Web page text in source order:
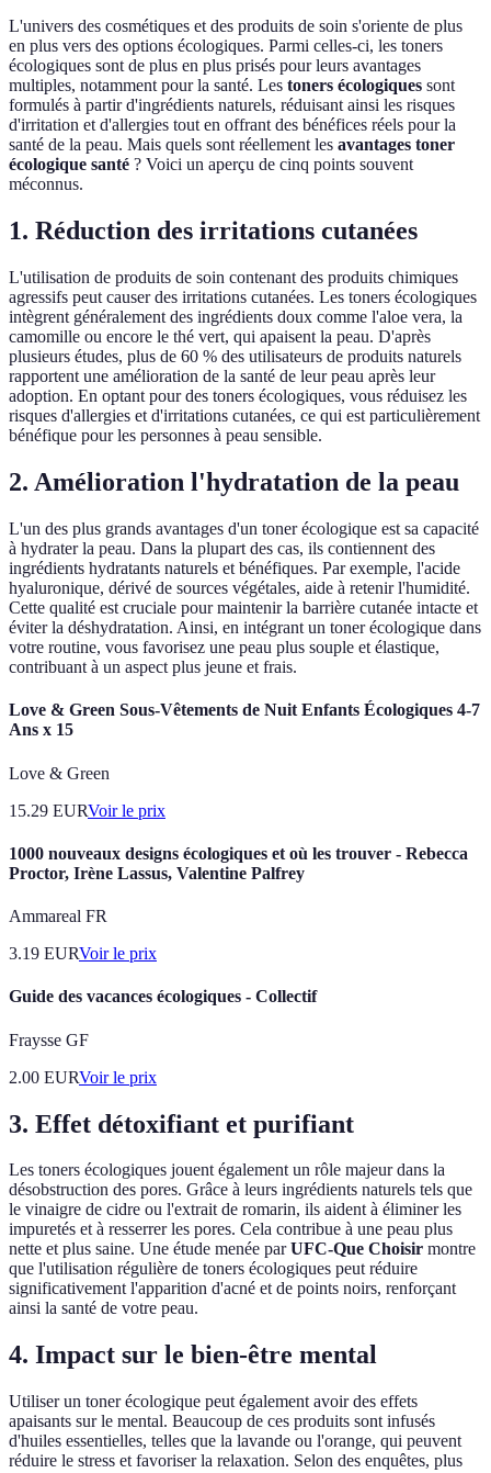
L'univers des cosmétiques et des produits de soin s'oriente de plus
en plus vers des options écologiques. Parmi celles-ci, les toners
écologiques sont de plus en plus prisés pour leurs avantages
multiples, notamment pour la santé. Les toners écologiques sont
formulés à partir d'ingrédients naturels, réduisant ainsi les risques
d'irritation et d'allergies tout en offrant des bénéfices réels pour la
santé de la peau. Mais quels sont réellement les avantages toner
écologique santé ? Voici un aperçu de cinq points souvent
méconnus.
1. Réduction des irritations cutanées
L'utilisation de produits de soin contenant des produits chimiques
agressifs peut causer des irritations cutanées. Les toners écologiques
intègrent généralement des ingrédients doux comme l'aloe vera, la
camomille ou encore le thé vert, qui apaisent la peau. D'après
plusieurs études, plus de 60 % des utilisateurs de produits naturels
rapportent une amélioration de la santé de leur peau après leur
adoption. En optant pour des toners écologiques, vous réduisez les
risques d'allergies et d'irritations cutanées, ce qui est particulièrement
bénéfique pour les personnes à peau sensible.
2. Amélioration l'hydratation de la peau
L'un des plus grands avantages d'un toner écologique est sa capacité
à hydrater la peau. Dans la plupart des cas, ils contiennent des
ingrédients hydratants naturels et bénéfiques. Par exemple, l'acide
hyaluronique, dérivé de sources végétales, aide à retenir l'humidité.
Cette qualité est cruciale pour maintenir la barrière cutanée intacte et
éviter la déshydratation. Ainsi, en intégrant un toner écologique dans
votre routine, vous favorisez une peau plus souple et élastique,
contribuant à un aspect plus jeune et frais.
Love & Green Sous-Vêtements de Nuit Enfants Écologiques 4-7
Ans x 15
Love & Green
15.29 EURVoir le prix
1000 nouveaux designs écologiques et où les trouver - Rebecca
Proctor, Irène Lassus, Valentine Palfrey
Ammareal FR
3.19 EURVoir le prix
Guide des vacances écologiques - Collectif
Fraysse GF
2.00 EURVoir le prix
3. Effet détoxifiant et purifiant
Les toners écologiques jouent également un rôle majeur dans la
désobstruction des pores. Grâce à leurs ingrédients naturels tels que
le vinaigre de cidre ou l'extrait de romarin, ils aident à éliminer les
impuretés et à resserrer les pores. Cela contribue à une peau plus
nette et plus saine. Une étude menée parUFC-Que Choisir montre
que l'utilisation régulière de toners écologiques peut réduire
significativement l'apparition d'acné et de points noirs, renforçant
ainsi la santé de votre peau.
4. Impact sur le bien-être mental
Utiliser un toner écologique peut également avoir des effets
apaisants sur le mental. Beaucoup de ces produits sont infusés
d'huiles essentielles, telles que la lavande ou l'orange, qui peuvent
réduire le stress et favoriser la relaxation. Selon des enquêtes, plus